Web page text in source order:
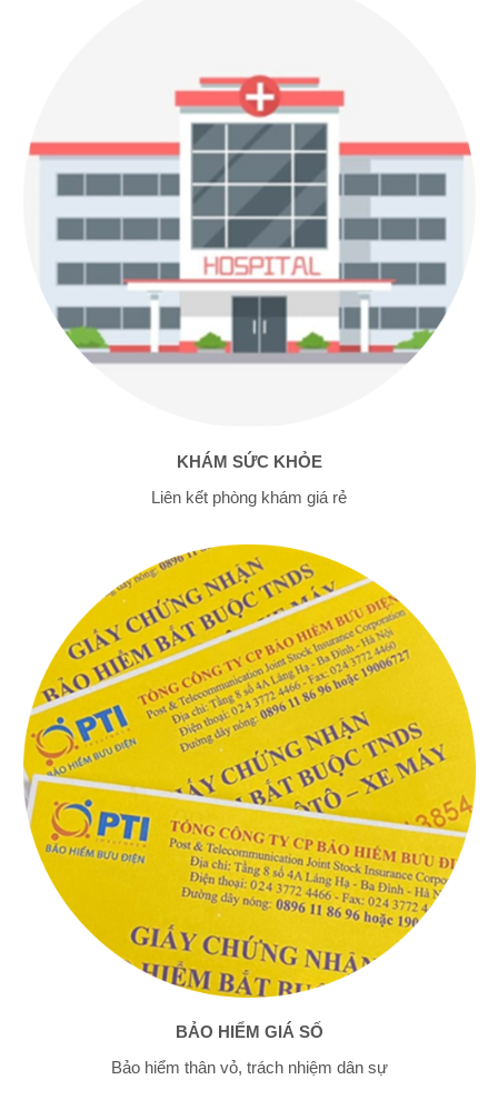
KHÁM SỨC KHỎE
Liên kết phòng khám giá rẻ
BẢO HIỂM GIÁ SỐ
Bảo hiểm thân vỏ, trách nhiệm dân sự